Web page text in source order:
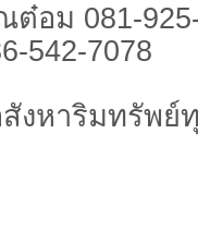
ต๋อม 081-
542-7078
งหาริมทรัพย์